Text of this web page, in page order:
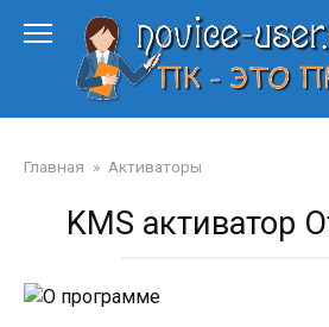
Главная » Активаторы
KMS активатор